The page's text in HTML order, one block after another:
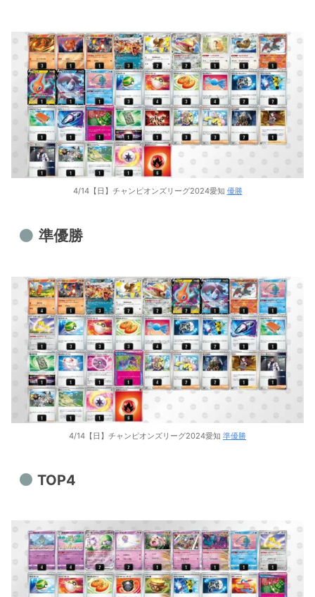
4/14【日】チャンピオンズリーグ2024愛知 優勝
準優勝
4/14【日】チャンピオンズリーグ2024愛知 準優勝
TOP4